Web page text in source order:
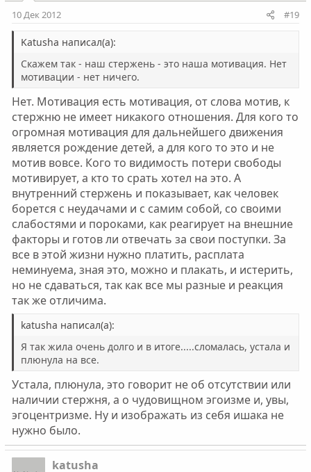
10 Дек 2012 #19
Katusha написал(а):
Скажем так - наш стержень - это наша мотивация. Нет
мотивации - нет ничего.
Нет. Мотивация есть мотивация, от слова мотив, к
стержню не имеет никакого отношения. Для кого то
огромная мотивация для дальнейшего движения
является рождение детей, а для кого то это и не
мотив вовсе. Кого то видимость потери свободы
мотивирует, а кто то срать хотел на это. А
внутренний стержень и показывает, как человек
борется с неудачами и с самим собой, со своими
слабостями и пороками, как реагирует на внешние
факторы и готов ли отвечать за свои поступки. За
все в этой жизни нужно платить, расплата
неминуема, зная это, можно и плакать, и истерить,
но не сдаваться, так как все мы разные и реакция
так же отличима.
katusha написал(а):
Я так жила очень долго и в итоге.....сломалась, устала и
плюнула на все.
Устала, плюнула, это говорит не об отсутствии или
наличии стержня, а о чудовищном эгоизме и, увы,
эгоцентризме. Ну и изображать из себя ишака не
нужно было.
katusha